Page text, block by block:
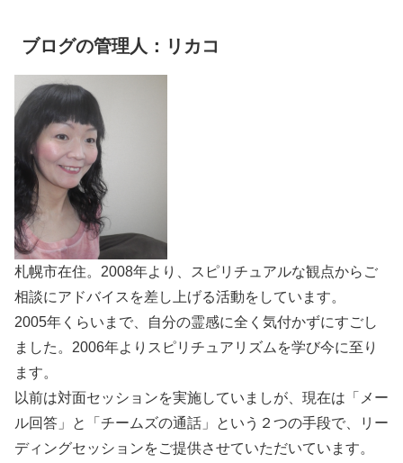
ブログの管理人：リカコ
札幌市在住。2008年より、スピリチュアルな観点からご
相談にアドバイスを差し上げる活動をしています。
2005年くらいまで、自分の霊感に全く気付かずにすごし
ました。2006年よりスピリチュアリズムを学び今に至り
ます。
以前は対面セッションを実施していましが、現在は「メー
ル回答」と「チームズの通話」という２つの手段で、リー
ディングセッションをご提供させていただいています。